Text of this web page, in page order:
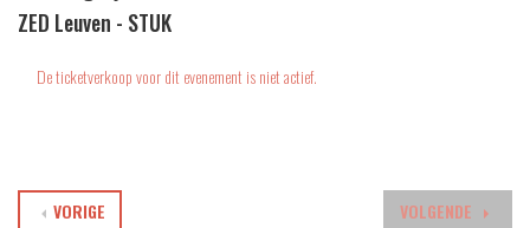
ZED Leuven - STUK
De ticketverkoop voor dit evenement is niet actief.
VOLGENDE
VORIGE